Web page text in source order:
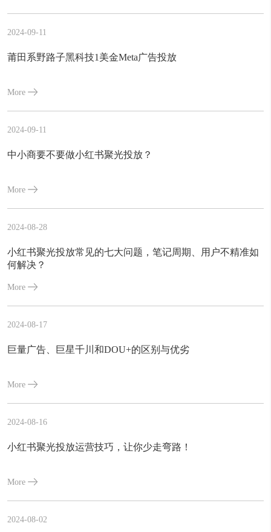
2024-09-11
莆田系野路子黑科技1美金Meta广告投放
More
2024-09-11
中小商要不要做小红书聚光投放？
More
2024-08-28
小红书聚光投放常见的七大问题，笔记周期、用户不精准如
何解决？
More
2024-08-17
巨量广告、巨星千川和DOU+的区别与优劣
More
2024-08-16
小红书聚光投放运营技巧，让你少走弯路！
More
2024-08-02